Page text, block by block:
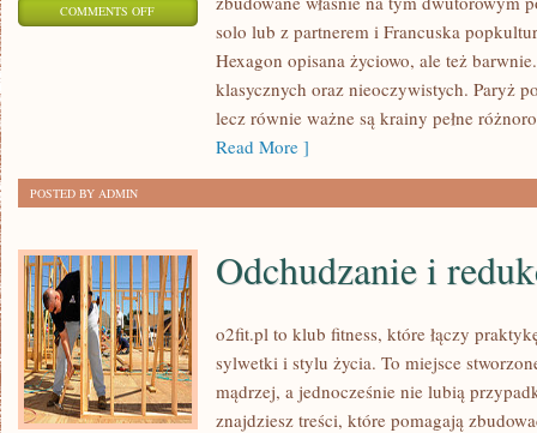
COMMENTS OFFON
solo lub z partnerem i Francuska
Hexagon opisana życiowo, ale też
klasycznych oraz nieoczywistych. Paryż
lecz równie ważne są krainy pełne
Read More ]
POSTED BY ADMIN
Odchudzanie i
o2fit.pl to klub fitness, które łączy
sylwetki i stylu życia. To miejsce
mądrzej, a jednocześnie nie lubią
znajdziesz treści, które pomagają